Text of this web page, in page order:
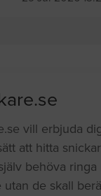
vill erbjuda
att hitta
behöva
utan de skall